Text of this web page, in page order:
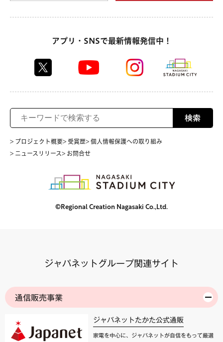
アプリ・SNSで最新情報発信中！
検索
> プロジェクト概要> 受賞歴> 個人情報保護への取り組み
> ニュースリリース> お問合せ
©Regional Creation Nagasaki Co.,Ltd.
ジャパネットグループ関連サイト
通信販売事業
ジャパネットたかた公式通販
家電を中心に、ジャパネットが自信をもって厳選